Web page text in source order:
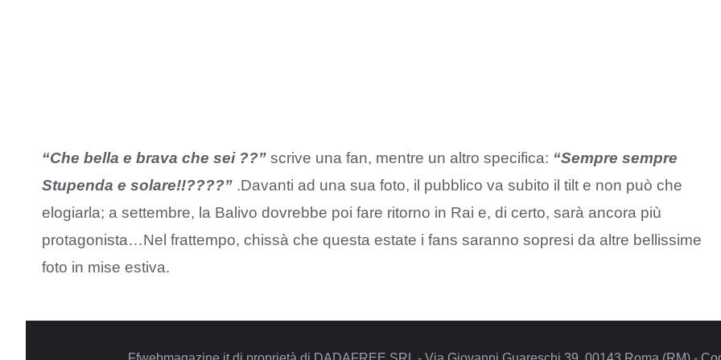
“Che bella e brava che sei ??” scrive una fan, mentre un altro specifica: “Sempre sempre
Stupenda e solare!!????” .Davanti ad una sua foto, il pubblico va subito il tilt e non può che
elogiarla; a settembre, la Balivo dovrebbe poi fare ritorno in Rai e, di certo, sarà ancora più
protagonista…Nel frattempo, chissà che questa estate i fans saranno sopresi da altre bellissime
foto in mise estiva.